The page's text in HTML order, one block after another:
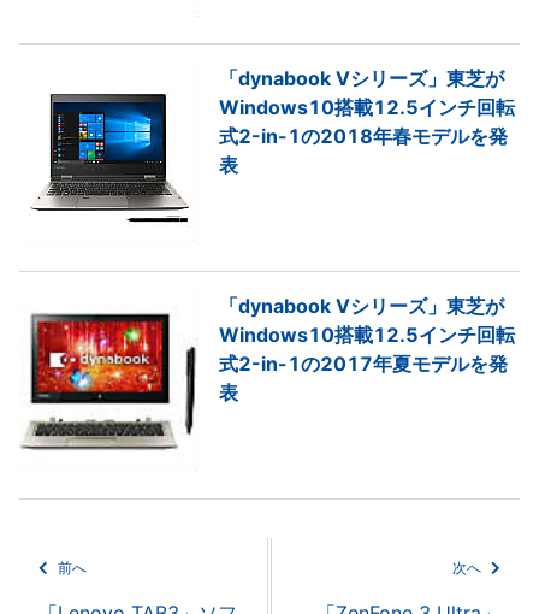
「dynabook Vシリーズ」東芝が
Windows10搭載12.5インチ回転
式2-in-1の2018年春モデルを発
表
「dynabook Vシリーズ」東芝が
Windows10搭載12.5インチ回転
式2-in-1の2017年夏モデルを発
表
前へ 次へ